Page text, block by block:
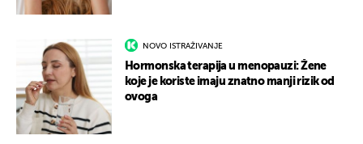
NOVO ISTRAŽIVANJE
Hormonska terapija u menopauzi: Žene
koje je koriste imaju znatno manji rizik od
ovoga